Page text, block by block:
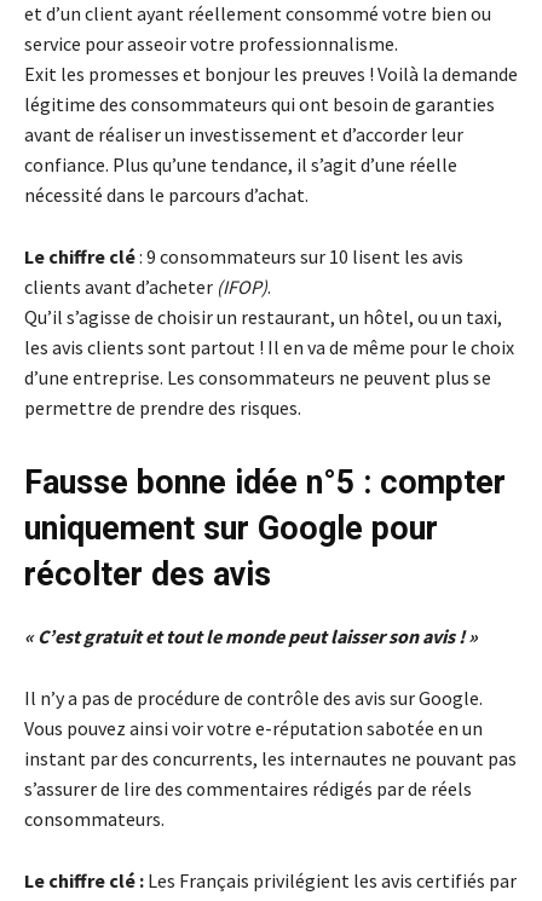
et d’un client ayant réellement consommé votre bien ou
service pour asseoir votre professionnalisme.
Exit les promesses et bonjour les preuves ! Voilà la demande
légitime des consommateurs qui ont besoin de garanties
avant de réaliser un investissement et d’accorder leur
confiance. Plus qu’une tendance, il s’agit d’une réelle
nécessité dans le parcours d’achat.
Le chiffre clé: 9 consommateurs sur 10 lisent les avis
clients avant d’acheter (IFOP).
Qu’il s’agisse de choisir un restaurant, un hôtel, ou un taxi,
les avis clients sont partout ! Il en va de même pour le choix
d’une entreprise. Les consommateurs ne peuvent plus se
permettre de prendre des risques.
Fausse bonne idée n°5 : compter
uniquement sur Google pour
récolter des avis
« C’est gratuit et tout le monde peut laisser son avis ! »
Il n’y a pas de procédure de contrôle des avis sur Google.
Vous pouvez ainsi voir votre e-réputation sabotée en un
instant par des concurrents, les internautes ne pouvant pas
s’assurer de lire des commentaires rédigés par de réels
consommateurs.
Le chiffre clé : Les Français privilégient les avis certifiés par